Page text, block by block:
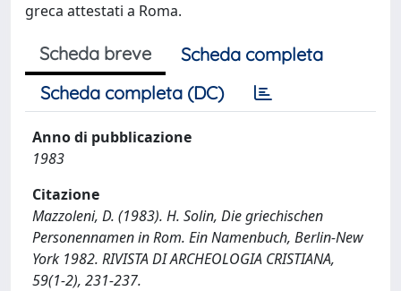
greca attestati a Roma.
Scheda breve
Scheda completa
Scheda completa (DC)
Anno di pubblicazione
1983
Citazione
Mazzoleni, D. (1983). H. Solin, Die griechischen
Personennamen in Rom. Ein Namenbuch, Berlin-New
York 1982. RIVISTA DI ARCHEOLOGIA CRISTIANA,
59(1-2), 231-237.